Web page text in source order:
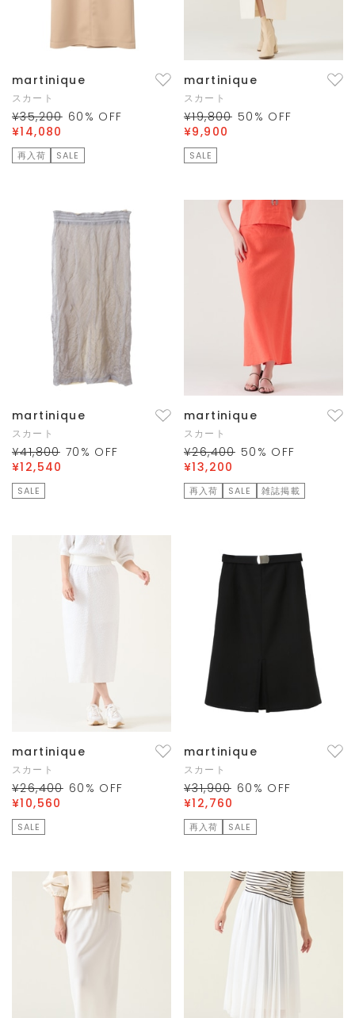
martinique
スカート
¥35,200 60 % OFF
¥14,080
再入荷 SALE
martinique
スカート
¥19,800 50 % OFF
¥9,900
SALE
martinique
スカート
¥41,800 70 % OFF
¥12,540
SALE
martinique
スカート
¥26,400 50 % OFF
¥13,200
再入荷 SALE 雑誌掲載
martinique
スカート
¥26,400 60 % OFF
¥10,560
SALE
martinique
スカート
¥31,900 60 % OFF
¥12,760
再入荷 SALE